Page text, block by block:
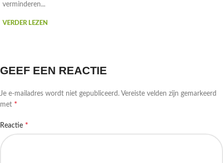
verminderen...
VERDER LEZEN
GEEF EEN REACTIE
Je e-mailadres wordt niet gepubliceerd. Vereiste velden zijn gemarkeerd
met *
Reactie *